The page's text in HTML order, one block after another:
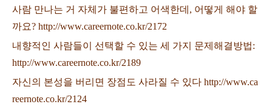
사람 만나는 거 자체가 불편하고 어색한데, 어떻게 해야 할
까요? http://www.careernote.co.kr/2172
내향적인 사람들이 선택할 수 있는 세 가지 문제해결방법:
http://www.careernote.co.kr/2189
자신의 본성을 버리면 장점도 사라질 수 있다 http://www.ca
reernote.co.kr/2124